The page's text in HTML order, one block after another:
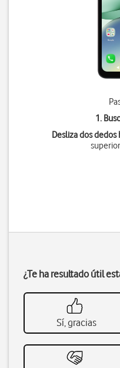
1.
Desliza dos dedos
¿Te ha resultado útil
Sí, gracias